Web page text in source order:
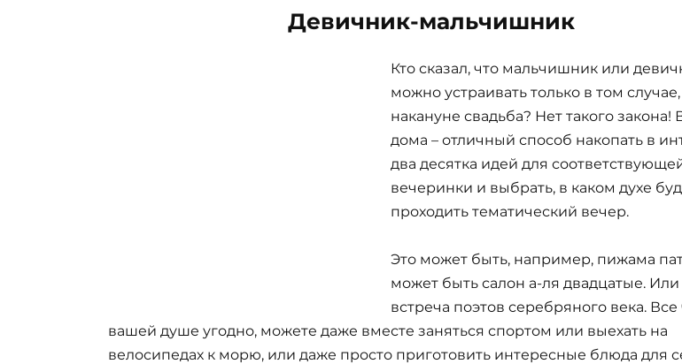
Девичник-мальчишник
Кто сказал, что мальчишник или
можно устраивать только в том
накануне свадьба? Нет такого
дома – отличный способ накопать в
два десятка идей для
вечеринки и выбрать, в каком духе
проходить тематический вечер.
Это может быть, например, пижама
может быть салон а-ля двадцатые. Или
встреча поэтов серебряного века. Все
вашей душе угодно, можете даже вместе заняться спортом или выехать на
велосипедах к морю, или даже просто приготовить интересные блюда для